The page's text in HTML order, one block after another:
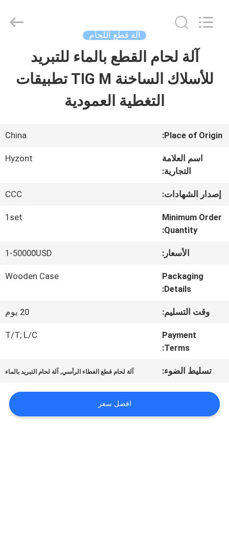
أشرطة
فيديو
معلومات
عنا
المعمل
اطلب
اقتباس
Industrial
Technologies
آلة قطع اللحام
آلة لحام القطع بالماء للتبريد
للأسلاك الساخنة TIG M تطبيقات
التغطية العمودية
Place of Origin:
China
اسم العلامة
التجارية:
Hyzont
إصدار الشهادات: CCC
Minimum Order
Quantity:
1set
الأسعار: 1-50000USD
Packaging
Details:
Wooden Case
وقت التسليم: 20 يوم
Payment
Terms:
T/T; L/C
تسليط الضوء: آلة لحام قطع الغطاء الرأسي, آلة لحام التبريد بالماء
افضل سعر